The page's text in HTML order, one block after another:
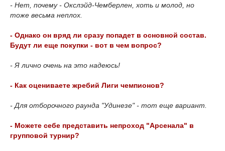
- Нет, почему - Окслэйд-Чемберлен, хоть и молод, но
тоже весьма неплох.
- Однако он вряд ли сразу попадет в основной состав.
Будут ли еще покупки - вот в чем вопрос?
- Я лично очень на это надеюсь!
- Как оцениваете жребий Лиги чемпионов?
- Для отборочного раунда "Удинезе" - тот еще вариант.
- Можете себе представить непроход "Арсенала" в
групповой турнир?